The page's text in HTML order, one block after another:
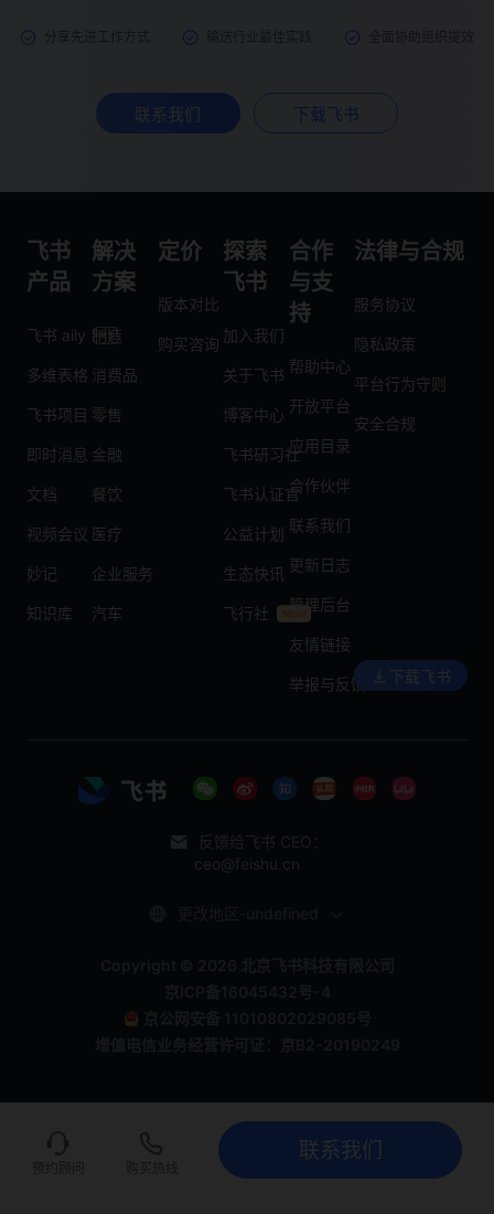
联系我们 下载飞书
飞书
产品
飞书 aily
多维表格
飞书项目
即时消息
文档
视频会议
妙记
知识库
解决
方案
制造
消费品
零售
金融
餐饮
医疗
企业服务
汽车
定价
版本对比
购买咨询
探索
飞书
加入我们
关于飞书
博客中心
飞书研习社
飞书认证官
公益计划
生态快讯
飞行社
合作
与支
持
帮助中心
开放平台
应用目录
合作伙伴
联系我们
更新日志
管理后台
友情链接
举报与反馈
法律与合规
服务协议
隐私政策
平台行为守则
安全合规
下载飞书
反馈给飞书 CEO：
ceo@feishu.cn
联系我们
预约顾问 购买热线
联系我们